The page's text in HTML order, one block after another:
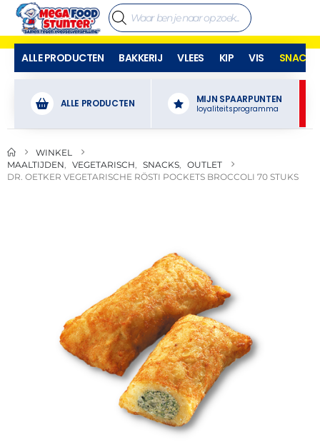
ALLE PRODUCTEN BAKKERIJ VLEES KIP VIS SNACKS
ALLE PRODUCTEN MIJN SPAARPUNTEN
loyaliteitsprogramma
WINKEL
MAALTIJDEN
VEGETARISCH SNACKS
OUTLET
DR. OETKER VEGETARISCHE RÖSTI POCKETS BROCCOLI 70 STUKS